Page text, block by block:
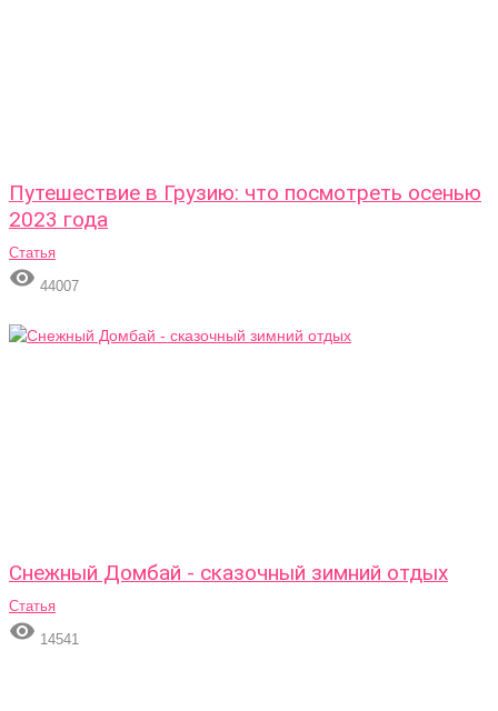
Путешествие в Грузию: что посмотреть осенью
2023 года
Статья
 44007
Снежный Домбай - сказочный зимний отдых
Статья
 14541